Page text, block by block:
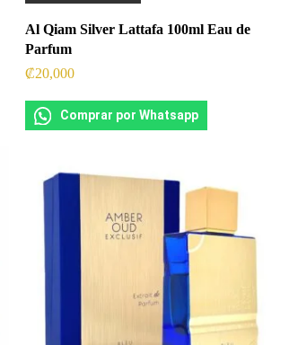
Al Qiam Silver Lattafa 100ml Eau de
Parfum
₡20,000
Comprar por Whatsapp